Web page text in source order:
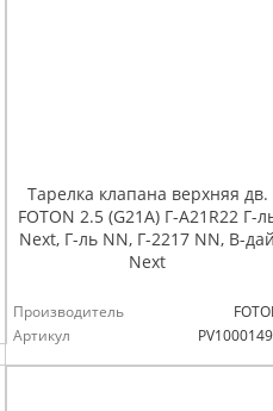
Тарелка клапана верхняя дв.
FOTON 2.5 (G21A) Г-А21R22 Г-
Next, Г-ль NN, Г-2217 NN, В-
Next
Производитель
Артикул